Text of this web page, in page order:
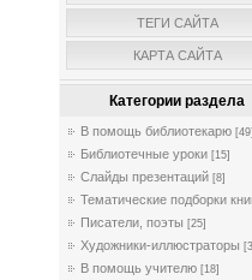
ТЕГИ САЙТА
КАРТА САЙТА
Категории раздела
В помощь библиотекарю [49]
Библиотечные уроки [15]
Слайды презентаций [8]
Тематические подборки
Писатели, поэты [25]
Художники-иллюстраторы
В помощь учителю [18]